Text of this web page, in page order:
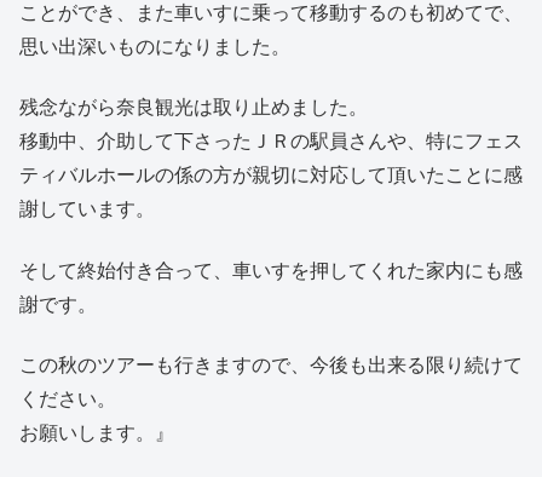
ことができ、また車いすに乗って移動するのも初めてで、
思い出深いものになりました。
残念ながら奈良観光は取り止めました。
移動中、介助して下さったＪＲの駅員さんや、特にフェス
ティバルホールの係の方が親切に対応して頂いたことに感
謝しています。
そして終始付き合って、車いすを押してくれた家内にも感
謝です。
この秋のツアーも行きますので、今後も出来る限り続けて
ください。
お願いします。』